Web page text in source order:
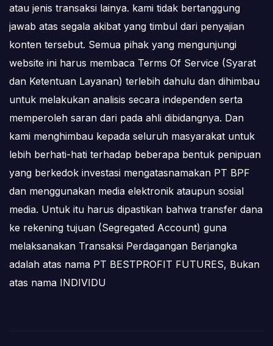
atau jenis transaksi lainya. kami tidak bertanggung
jawab atas segala akibat yang timbul dari penyajian
konten tersebut. Semua pihak yang mengunjungi
website ini harus membaca Terms Of Service (Syarat
dan Ketentuan Layanan) terlebih dahulu dan dihimbau
untuk melakukan analisis secara independen serta
memperoleh saran dari pada ahli dibidangnya. Dan
kami menghimbau kepada seluruh masyarakat untuk
lebih berhati-hati terhadap beberapa bentuk penipuan
yang berkedok investasi mengatasnamakan PT BPF
dan menggunakan media elektronik ataupun sosial
media. Untuk itu harus dipastikan bahwa transfer dana
ke rekening tujuan (Segregated Account) guna
melaksanakan Transaksi Perdagangan Berjangka
adalah atas nama PT BESTPROFIT FUTURES, Bukan
atas nama INDIVIDU